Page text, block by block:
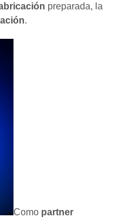
preparada, la
.
Como partner